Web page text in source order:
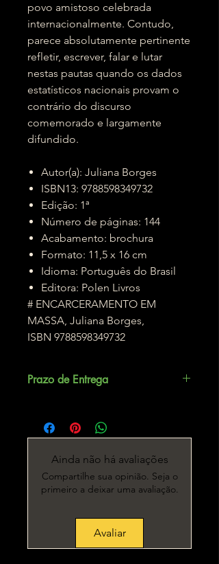
povo amistoso celebrada
internacionalmente. Contudo,
parece absolutamente pertinente
refletir, escrever, falar e lutar
nestas pautas quando os dados
estatísticos nacionais provam o
contrário do discurso
comemorado e largamente
difundido.
Autor(a): Juliana Borges
ISBN13: 9788598349732
Edição: 1ª
Número de páginas: 144
Acabamento: brochura
Formato: 11,5 x 16 cm
Idioma: Português do Brasil
Editora: Polen Livros
# ENCARCERAMENTO EM
MASSA, Juliana Borges,
ISBN 9788598349732
Prazo de Entrega
Ainda não há avaliações
Compartilhe sua opinião. Seja o
primeiro a deixar uma avaliação.
Avaliar